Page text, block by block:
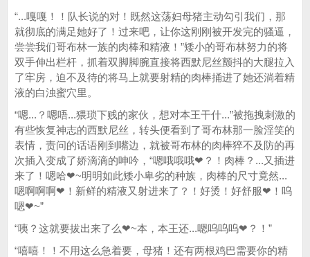
“...嘎嘎！！队长说的对！既然这荡妇母猪主动勾引我们，那
就彻底的满足她好了！过来吧，让你这刚刚被开发完的骚逼，
尝尝我们哥布林一族的肉棒和精液！”矮小的哥布林努力的将
双手伸出栏杆，抓着双脚脚腕直接将西默尼丝颤抖的大腿拉入
了牢房，迫不及待的将马上就要射精的肉棒捅进了她还淌着精
液的白浊蜜穴里。
“嗯...？嗯唔...猥琐下贱的家伙，想对本王干什...”被拖拽刺激的
有些恢复神志的西默尼丝，转头便看到了哥布林那一脸淫笑的
表情，责问的话语刚到嘴边，就被哥布林的肉棒猝不及防的再
次插入变成了娇滴滴的呻吟，“嗯哦哦哦❤？！肉棒？...又插进
来了！嗯哈❤~明明如此矮小卑劣的种族，肉棒的尺寸竟然...
嗯啊啊啊❤！新鲜的精液又射进来了？！好烫！好舒服❤！呜
嗯❤~”
“咦？这就要拔出来了么❤~本，本王还...嗯呜呜呜❤？！”
“嘻嘻！！不用这么急着要，母猪！还有两根鸡巴需要你的精